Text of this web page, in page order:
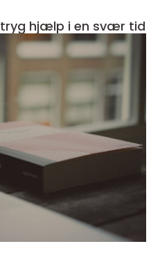
Bedemand aabenraa tryg hjælp i en svær tid